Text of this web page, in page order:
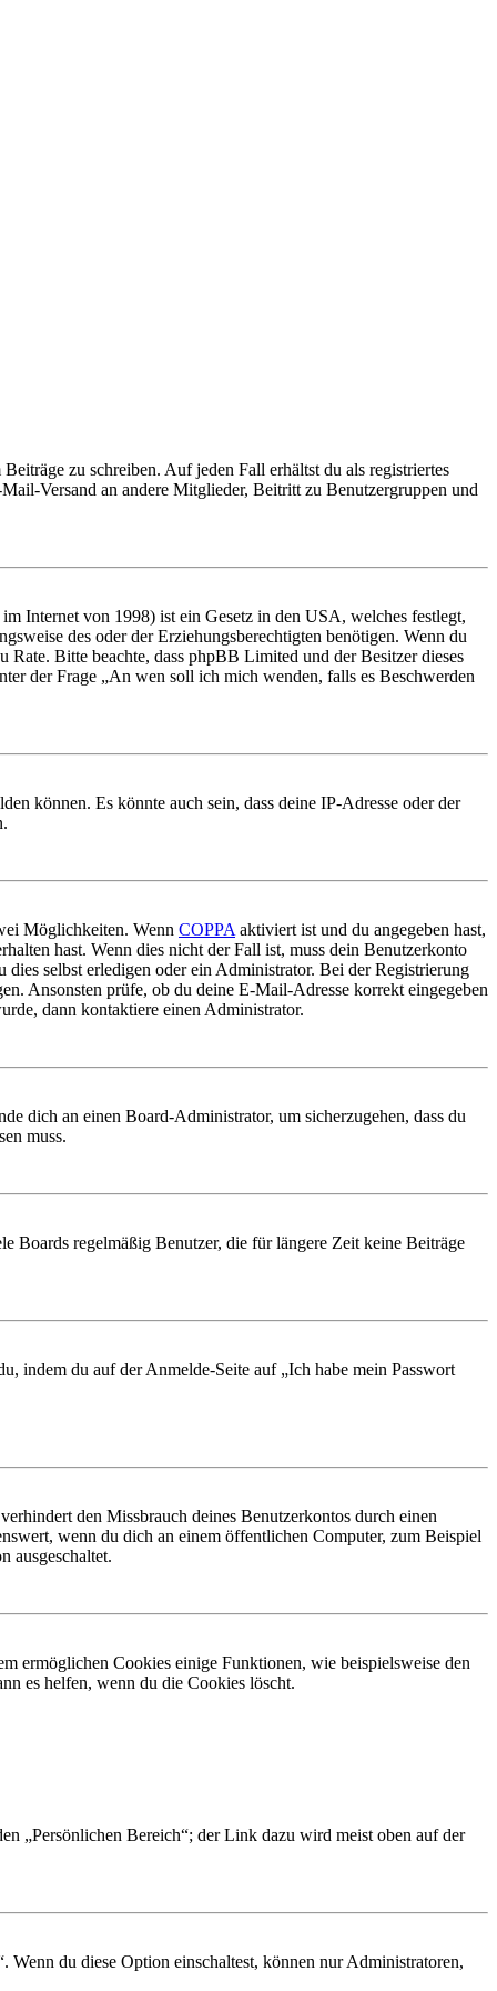
zu schreiben. Auf jeden Fall erhältst du als registriertes
Versand an andere Mitglieder, Beitritt zu Benutzergruppen und
Internet von 1998) ist ein Gesetz in den USA, welches festlegt,
des oder der Erziehungsberechtigten benötigen. Wenn du
Bitte beachte, dass phpBB Limited und der Besitzer dieses
der Frage „An wen soll ich mich wenden, falls es Beschwerden
können. Es könnte auch sein, dass deine IP-Adresse oder der
Möglichkeiten. Wenn COPPA aktiviert ist und du angegeben hast,
hast. Wenn dies nicht der Fall ist, muss dein Benutzerkonto
selbst erledigen oder ein Administrator. Bei der Registrierung
Ansonsten prüfe, ob du deine E-Mail-Adresse korrekt eingegeben
dann kontaktiere einen Administrator.
dich an einen Board-Administrator, um sicherzugehen, dass du
muss.
Boards regelmäßig Benutzer, die für längere Zeit keine Beiträge
indem du auf der Anmelde-Seite auf „Ich habe mein Passwort
den Missbrauch deines Benutzerkontos durch einen
wenn du dich an einem öffentlichen Computer, zum Beispiel
ausgeschaltet.
ermöglichen Cookies einige Funktionen, wie beispielsweise den
es helfen, wenn du die Cookies löscht.
„Persönlichen Bereich“; der Link dazu wird meist oben auf der
du diese Option einschaltest, können nur Administratoren,